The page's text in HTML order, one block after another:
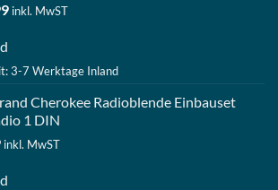
inkl. MwST
3-7 Werktage Inland
Cherokee Radioblende Einbauset
1 DIN
inkl. MwST